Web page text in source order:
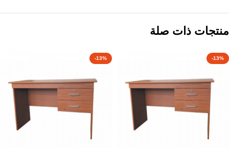
منتجات ذات صلة
-13%
-13%